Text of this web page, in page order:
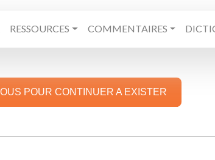
RESSOURCES COMMENTAIRES
POUR CONTINUER A EXISTER